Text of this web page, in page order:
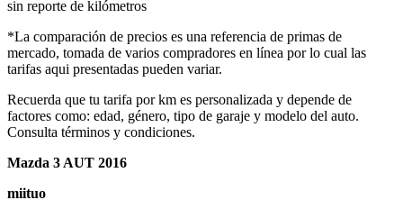
sin reporte de kilómetros
*La comparación de precios es una referencia de primas de
mercado, tomada de varios compradores en línea por lo cual las
tarifas aqui presentadas pueden variar.
Recuerda que tu tarifa por km es personalizada y depende de
factores como: edad, género, tipo de garaje y modelo del auto.
Consulta términos y condiciones.
Mazda 3 AUT 2016
miituo